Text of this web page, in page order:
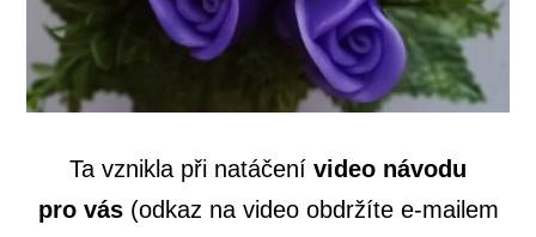
Ta vznikla při natáčení video návodu
pro vás(odkaz na video obdržíte e-mailem